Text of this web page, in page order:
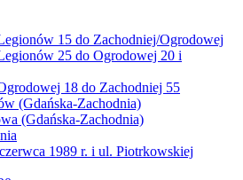
15 do Zachodniej/Ogrodowej
25 do Ogrodowej 20 i
18 do Zachodniej 55
(Gdańska-Zachodnia)
(Gdańska-Zachodnia)
1989 r. i ul. Piotrkowskiej